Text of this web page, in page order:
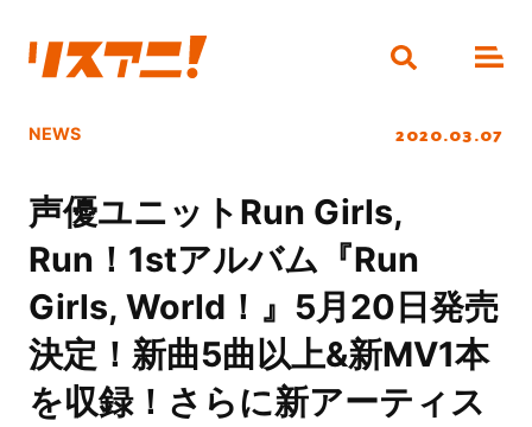
NEWS 2020.03.07
声優ユニットRun Girls,
Run！1stアルバム『Run
Girls, World！』5月20日発売
決定！新曲5曲以上&新MV1本
を収録！さらに新アーティス